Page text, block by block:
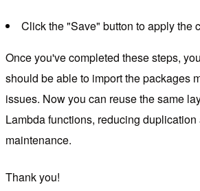
Click the "Save" button to apply the
Once you've completed these steps,
should be able to import the packages
issues. Now you can reuse the same
Lambda functions, reducing
maintenance.
Thank you!